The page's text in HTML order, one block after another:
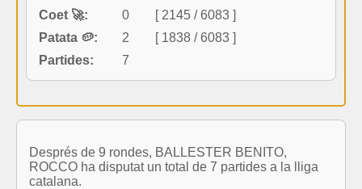
Coet 🚀:
0
[ 2145 / 6083 ]
Patata 🥔:
2
[ 1838 / 6083 ]
Partides:
7
Després de 9 rondes, BALLESTER BENITO,
ROCCO ha disputat un total de 7 partides a la lliga
catalana.